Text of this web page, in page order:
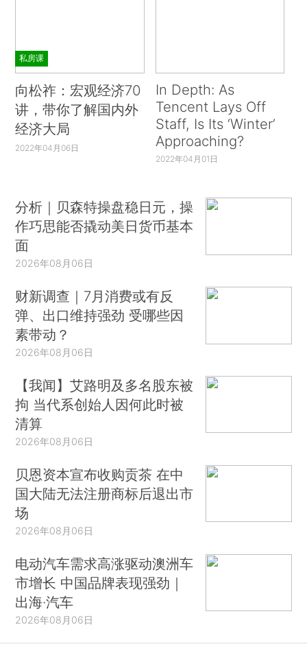
私房课
向松祚：宏观经济70
讲，带你了解国内外
经济大局
2022年04月06日
In Depth: As
Tencent Lays Off
Staff, Is Its ‘Winter’
Approaching?
2022年04月01日
分析｜贝森特操盘稳日元，操
作巧思能否撬动美日货币基本
面
2026年08月06日
财新调查｜7月消费或有反
弹、出口维持强劲 受哪些因
素带动？
2026年08月06日
【我闻】艾路明及多名股东被
拘 当代系创始人因何此时被
清算
2026年08月06日
贝恩资本宣布收购贡茶 在中
国大陆无法注册商标后退出市
场
2026年08月06日
电动汽车需求高涨驱动澳洲车
市增长 中国品牌表现强劲｜
出海·汽车
2026年08月06日